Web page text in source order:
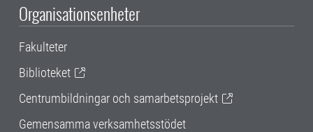
Organisationsenheter
Fakulteter
Biblioteket
Centrumbildningar och samarbetsprojekt
Gemensamma verksamhetsstödet